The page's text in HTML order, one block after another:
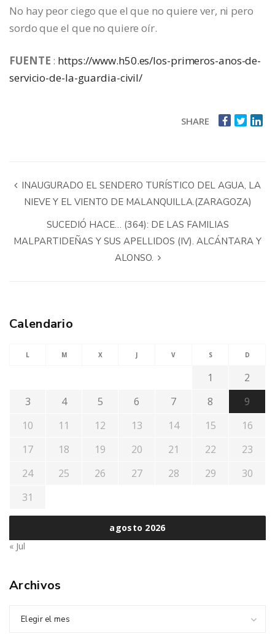
No hay peor ciego que el que no quiere ver, ni pero
sordo que el que no quiere oír.
FUENTE : https://www.h50.es/los-primeros-anos-de-
servicio-de-la-guardia-civil/
SHARE
INAUGURADO EL SENDERO TURÍSTICO DEL AGUA, LA
NIEVE Y EL VIENTO DE MALANQUILLA.(ZARAGOZA)
SUCEDIÓ HACE… (364): DE LAS FAMILIAS
MALPARTIDEÑAS Y SUS APELLIDOS (IV). ALCÁNTARA Y
ALONSO.
Calendario
agosto 2026
L M X J V S D
1
2
3
4 5 6 7 8
9
10
11 12 13 14 15
16
17
18 19 20 21 22
23
24
25 26 27 28 29
30
31
« Jul
Archivos
Elegir el mes